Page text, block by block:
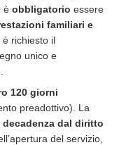
è obbligatorio essere
familiari e
richiesto il
unico e
120 giorni
preadottivo). La
decadenza dal diritto
del servizio,